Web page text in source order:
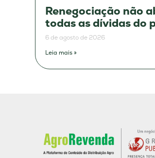
Renegociação não
todas as dívidas do
6 de agosto de 2026
Leia mais »